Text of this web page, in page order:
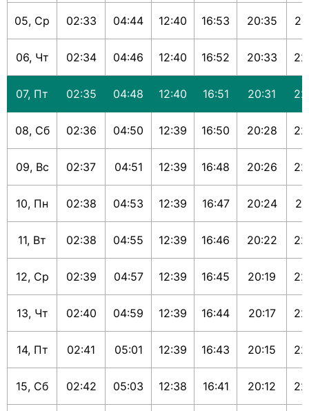
05, Ср 02:33 04:44 12:40 16:53 20:35
06, Чт 02:34 04:46 12:40 16:52 20:33
07, Пт 02:35 04:48 12:40 16:51 20:31
08, Сб 02:36 04:50 12:39 16:50 20:28
09, Вс 02:37 04:51 12:39 16:48 20:26
10, Пн 02:38 04:53 12:39 16:47 20:24
11, Вт 02:38 04:55 12:39 16:46 20:22
12, Ср 02:39 04:57 12:39 16:45 20:19
13, Чт 02:40 04:59 12:39 16:44 20:17
14, Пт 02:41 05:01 12:39 16:43 20:15
15, Сб 02:42 05:03 12:38 16:41 20:12